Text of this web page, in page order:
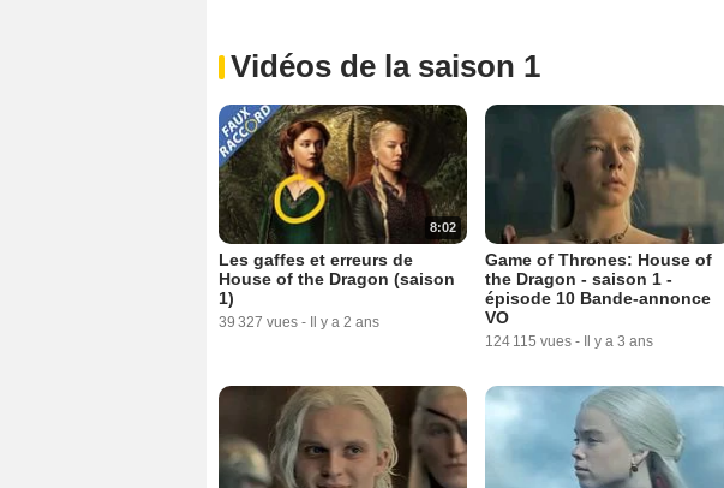
Vidéos de la saison 1
8:02
Les gaffes et erreurs de
House of the Dragon (saison
1)
39 327 vues - Il y a 2 ans
Game of Thrones: House of
the Dragon - saison 1 -
épisode 10 Bande-annonce
VO
124 115 vues - Il y a 3 ans